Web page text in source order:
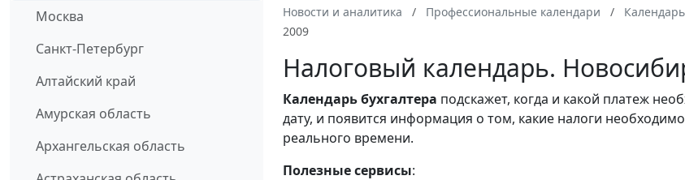
Москва
Санкт-Петербург
Алтайский край
Амурская область
Архангельская область
Новости и аналитика Профессиональные календари
2009
Налоговый календарь.
Календарьбухгалтера подскажет, когда и какой платеж
дату, и появится информация о том, какие налоги
реального времени.
Полезные сервисы: